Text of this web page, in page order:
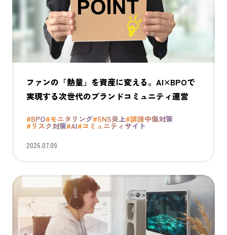
ファンの「熱量」を資産に変える。AI×BPOで
実現する次世代のブランドコミュニティ運営
#BPO#モニタリング#SNS炎上#誹謗中傷対策
#リスク対策#AI#コミュニティサイト
2026.07.09